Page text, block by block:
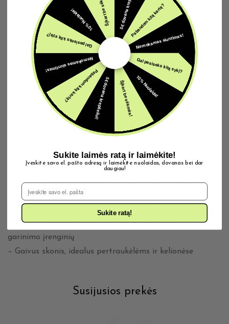
dienai – **Red Apple Ice** išlaiko paprastumą, šviežumą
ir patikimą pasitenkinimą.
Su **20MG** nikotino stiprumu, jis puikiai tinka tiems,
kurie mėgsta stipresnį, ryškiau juntamą smūgį, išlaikant
skonį traškų, bet ne pernelyg saldų.
**Pagrindinės savybės ir privalumai:**
– Klasikinis raudono obuolio skonis su švariu, lediniu
– Saldžiarūgštis balansas, sukurtas lengvam visos dienos
garinimui
neužgožiantis
– **20MG** stiprumas – intensyvesnei nikotino patirčiai
– Tiesmukas profilis, puikiai derantis su dauguma
garinimo įrenginių
– Gaivus skonis, idealus pertraukėlėms ir kelionėse
Susijusios prekės
Pabandom kitą kartą?
Nemokamas siuntimas!
Gal pasiseks kitą sykį?
10% Nuolaida!
Šįkart be sėkmės!
5€ dovana krepšeliui!
Pabandom kitą kartą?
Nemokamas siuntimas!
Gal pasiseks kitą sykį?
10% Nuolaida!Šįkart be sėkmės!
Sukite laimės ratą ir laimėkite!
Įveskite savo el. pašto adresą ir laimėkite nuolaidas, dovanas bei dar
daugiau!
El. Pašto adresas
Sukite ratą!